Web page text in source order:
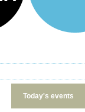
Today's events